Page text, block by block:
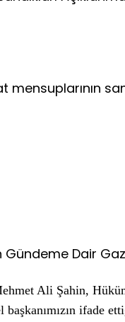
Dair
Ali Şahin,
başkanımızın ifade